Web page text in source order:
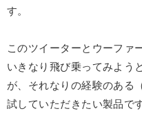
す。
このツイーターとウーファ
いきなり飛び乗ってみよう
が、それなりの経験のある
試していただきたい製品です